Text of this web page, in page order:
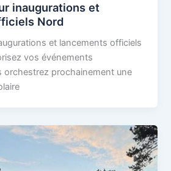
inaugurations et
Nord
et lancements officiels
vos événements
orchestrez prochainement une